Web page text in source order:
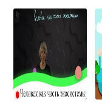
М